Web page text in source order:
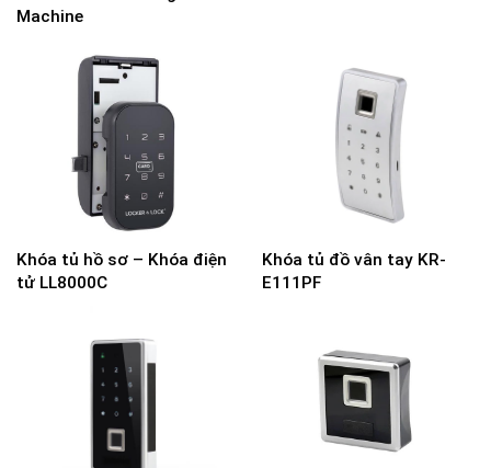
Machine
Khóa tủ hồ sơ – Khóa điện
tử LL8000C
Khóa tủ đồ vân tay KR-
E111PF